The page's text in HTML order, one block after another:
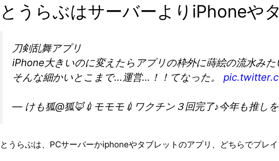
とうらぶはサーバーよりiPhoneや
刀剣乱舞アプリ
iPhone大きいのに変えたらアプリの枠外に蒔絵の流水みた
そんな細かいとこまで…運営…！！てなった。
— けも狐@狐🦊💉モモモ💉ワクチン３回完了♪今年も推し
とうらぶは、PCサーバーかiphoneやタブレットのアプリ、どちらでプレイ